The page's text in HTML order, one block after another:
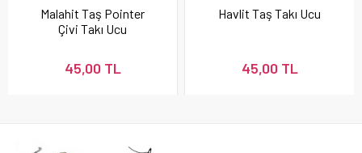
Malahit Taş Pointer
Çivi Takı Ucu
45,00 TL
Havlit Taş Takı Ucu
45,00 TL